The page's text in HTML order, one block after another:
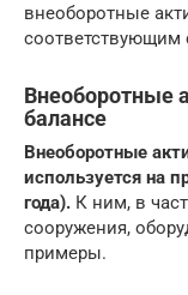
внеоборотные
соответствующим
Внеоборотные
балансе
Внеоборотные
используется на
года). К ним, в
сооружения,
примеры.